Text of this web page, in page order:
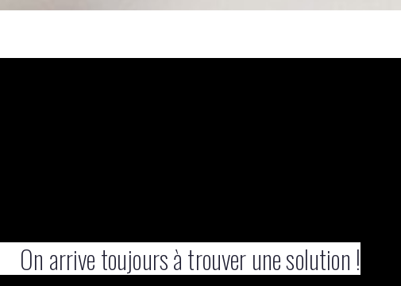
On arrive toujours à trouver une solution !